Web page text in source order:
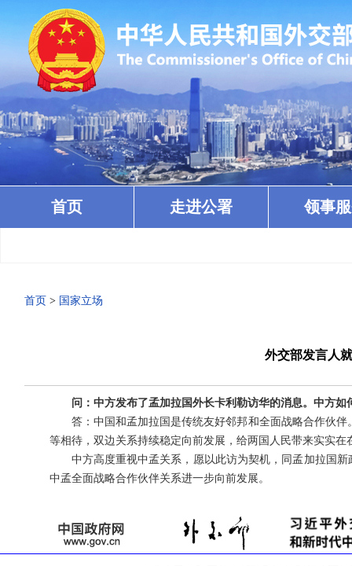
首页 走进公署 领事
首页 > 国家立场
外交部发言人
问：中方发布了孟加拉国外长卡利勒访华的消息。中方
答：中国和孟加拉国是传统友好邻邦和全面战略合作伙
等相待，双边关系持续稳定向前发展，给两国人民带来实实在
中方高度重视中孟关系，愿以此访为契机，同孟加拉国
中孟全面战略合作伙伴关系进一步向前发展。